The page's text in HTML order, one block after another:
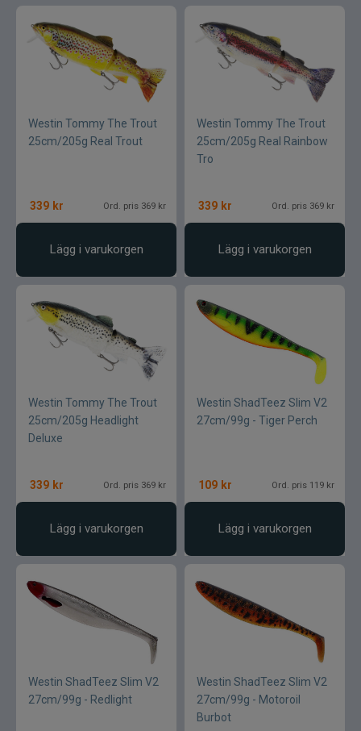
Westin Tommy The Trout
25cm/205g Real Trout
339 kr Ord. pris 369 kr
Lägg i varukorgen
Westin Tommy The Trout
25cm/205g Real Rainbow
Tro
339 kr Ord. pris 369 kr
Lägg i varukorgen
Westin Tommy The Trout
25cm/205g Headlight
Deluxe
339 kr Ord. pris 369 kr
Lägg i varukorgen
Westin ShadTeez Slim V2
27cm/99g - Tiger Perch
109 kr Ord. pris 119 kr
Lägg i varukorgen
Westin ShadTeez Slim V2
27cm/99g - Redlight
Westin ShadTeez Slim V2
27cm/99g - Motoroil
Burbot